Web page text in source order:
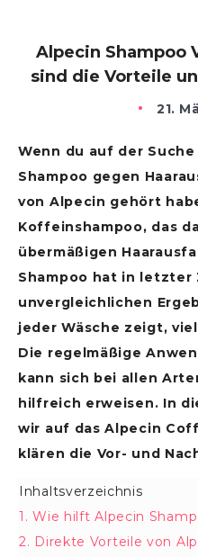
Alpecin Shampoo
sind die Vorteile
21.
Wenn du auf der
Shampoo gegen
von Alpecin gehört
Koffeinshampoo, das
übermäßigen
Shampoo hat in letzter
unvergleichlichen
jeder Wäsche zeigt,
Die regelmäßige
kann sich bei allen
hilfreich erweisen. In
wir auf das Alpecin
klären die Vor- und
Inhaltsverzeichnis
1. Wie hilft Alpecin
2. Direkte Vorteile von